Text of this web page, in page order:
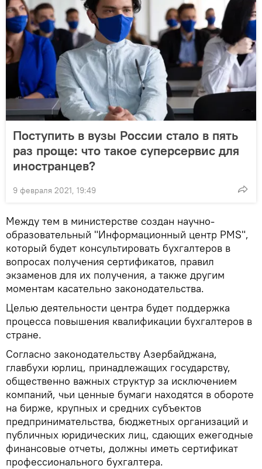
Поступить в вузы России стало в пять
раз проще: что такое суперсервис для
иностранцев?
9 февраля 2021, 19:49
Между тем в министерстве создан научно-
образовательный "Информационный центр PMS",
который будет консультировать бухгалтеров в
вопросах получения сертификатов, правил
экзаменов для их получения, а также другим
моментам касательно законодательства.
Целью деятельности центра будет поддержка
процесса повышения квалификации бухгалтеров в
стране.
Согласно законодательству Азербайджана,
главбухи юрлиц, принадлежащих государству,
общественно важных структур за исключением
компаний, чьи ценные бумаги находятся в обороте
на бирже, крупных и средних субъектов
предпринимательства, бюджетных организаций и
публичных юридических лиц, сдающих ежегодные
финансовые отчеты, должны иметь сертификат
профессионального бухгалтера.